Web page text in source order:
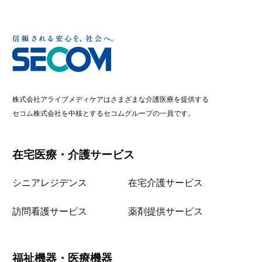
株式会社アライブメディケアはさまざまな介護医療を提供する
セコム株式会社を中核とするセコムグループの一員です。
在宅医療・介護サービス
シニアレジデンス 在宅介護サービス
訪問看護サービス 薬剤提供サービス
福祉機器・医療機器